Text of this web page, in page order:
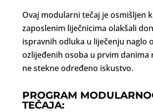
Ovaj modularni tečaj je osmišljen
zaposlenim liječnicima olakšali
ispravnih odluka u liječenju naglo
ozlijeđenih osoba u prvim danima
ne stekne određeno iskustvo.
PROGRAM
TEČAJA: